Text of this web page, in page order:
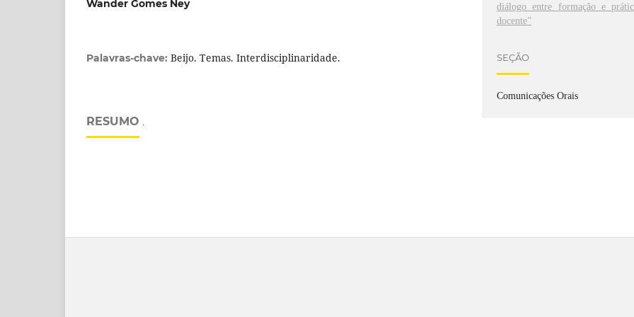
Wander Gomes Ney
Palavras-chave: Beijo. Temas. Interdisciplinaridade.
RESUMO .
diálogo entre formação e
docente”
SEÇÃO
Comunicações Orais